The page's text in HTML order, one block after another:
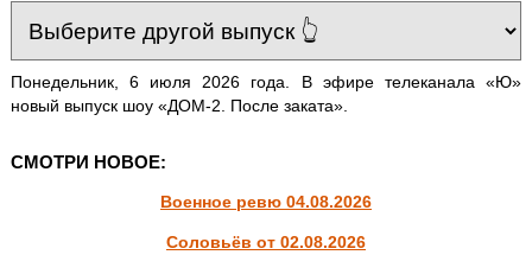
Понедельник, 6 июля 2026 года. В эфире телеканала «Ю»
новый выпуск шоу «ДОМ-2. После заката».
СМОТРИ НОВОЕ:
Военное ревю 04.08.2026
Соловьёв от 02.08.2026